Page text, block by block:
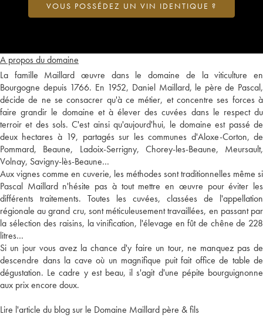
A propos du domaine
La famille Maillard œuvre dans le domaine de la viticulture en
Bourgogne depuis 1766. En 1952, Daniel Maillard, le père de Pascal,
décide de ne se consacrer qu'à ce métier, et concentre ses forces à
faire grandir le domaine et à élever des cuvées dans le respect du
terroir et des sols. C'est ainsi qu'aujourd'hui, le domaine est passé de
deux hectares à 19, partagés sur les communes d'Aloxe-Corton, de
Pommard, Beaune, Ladoix-Serrigny, Chorey-les-Beaune, Meursault,
Volnay, Savigny-lès-Beaune…
Aux vignes comme en cuverie, les méthodes sont traditionnelles même si
Pascal Maillard n'hésite pas à tout mettre en œuvre pour éviter les
différents traitements. Toutes les cuvées, classées de l'appellation
régionale au grand cru, sont méticuleusement travaillées, en passant par
la sélection des raisins, la vinification, l'élevage en fût de chêne de 228
litres…
Si un jour vous avez la chance d'y faire un tour, ne manquez pas de
descendre dans la cave où un magnifique puit fait office de table de
dégustation. Le cadre y est beau, il s'agit d'une pépite bourguignonne
aux prix encore doux.
Lire l'article du blog sur le Domaine Maillard père & fils
VOUS POSSÉDEZ UN VIN IDENTIQUE ?